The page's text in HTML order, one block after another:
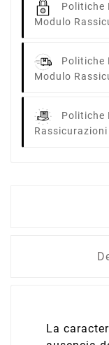
Politiche
Modulo
Politiche
Modulo
Politiche
La